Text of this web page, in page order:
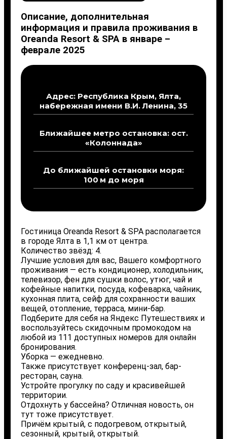
Описание, дополнительная
информация и правила проживания в
Oreanda Resort & SPA в январе –
феврале 2025
Адрес: Республика Крым, Ялта,
набережная имени В.И. Ленина, 35
Ближайшее метро остановка: ост.
«Колоннада»
До ближайшей остановки моря:
100 м до моря
Гостиница Oreanda Resort & SPA располагается
в городе Ялта в 1,1 км от центра.
Количество звёзд: 4.
Лучшие условия для вас, Вашего комфортного
проживания — есть кондиционер, холодильник,
телевизор, фен для сушки волос, утюг, чай и
кофейные напитки, посуда, кофеварка, чайник,
кухонная плита, сейф для сохранности ваших
вещей, отопление, терраса, мини-бар.
Подберите для себя на Яндекс Путешествиях и
воспользуйтесь скидочным промокодом на
любой из 111 доступных номеров для онлайн
бронирования.
Уборка — ежедневно.
Также присутствует конференц-зал, бар-
ресторан, сауна.
Устройте прогулку по саду и красивейшей
территории.
Отдохнуть у бассейна? Отличная новость, он
тут тоже присутствует.
Причём крытый, с подогревом, открытый,
сезонный, крытый, открытый.